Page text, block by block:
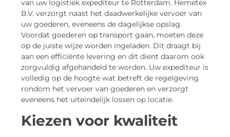
van uw logistiek expediteur te Rotterdam. Hemetex
B.V. verzorgt naast het daadwerkelijke vervoer van
uw goederen, eveneens de dagelijkse opslag.
Voordat goederen op transport gaan, moeten deze
op de juiste wijze worden ingeladen. Dit draagt bij
aan een efficiënte levering en dit dient daarom ook
zorgvuldig afgehandeld te worden. Uw expediteur is
volledig op de hoogte wat betreft de regelgeving
rondom het vervoer van goederen en verzorgt
eveneens het uiteindelijk lossen op locatie.
Kiezen voor kwaliteit